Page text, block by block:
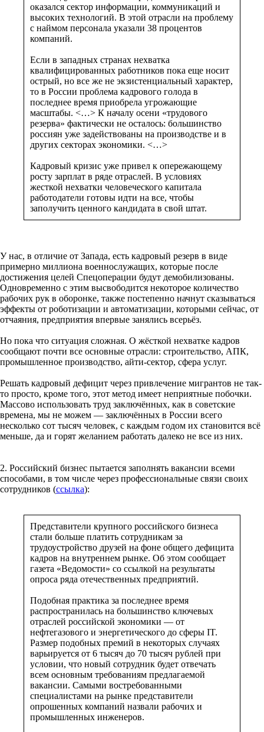
оказался сектор информации, коммуникаций и
высоких технологий. В этой отрасли на проблему
с наймом персонала указали 38 процентов
компаний.
Если в западных странах нехватка
квалифицированных работников пока еще носит
острый, но все же не экзистенциальный характер,
то в России проблема кадрового голода в
последнее время приобрела угрожающие
масштабы. <…> К началу осени «трудового
резерва» фактически не осталось: большинство
россиян уже задействованы на производстве и в
других секторах экономики. <…>
Кадровый кризис уже привел к опережающему
росту зарплат в ряде отраслей. В условиях
жесткой нехватки человеческого капитала
работодатели готовы идти на все, чтобы
заполучить ценного кандидата в свой штат.
У нас, в отличие от Запада, есть кадровый резерв в виде
примерно миллиона военнослужащих, которые после
достижения целей Спецоперации будут демобилизованы.
Одновременно с этим высвободится некоторое количество
рабочих рук в оборонке, также постепенно начнут сказываться
эффекты от роботизации и автоматизации, которыми сейчас, от
отчаяния, предприятия впервые занялись всерьёз.
Но пока что ситуация сложная. О жёсткой нехватке кадров
сообщают почти все основные отрасли: строительство, АПК,
промышленное производство, айти-сектор, сфера услуг.
Решать кадровый дефицит через привлечение мигрантов не так-
то просто, кроме того, этот метод имеет неприятные побочки.
Массово использовать труд заключённых, как в советские
времена, мы не можем — заключённых в России всего
несколько сот тысяч человек, с каждым годом их становится всё
меньше, да и горят желанием работать далеко не все из них.
2. Российский бизнес пытается заполнять вакансии всеми
способами, в том числе через профессиональные связи своих
сотрудников (ссылка):
Представители крупного российского бизнеса
стали больше платить сотрудникам за
трудоустройство друзей на фоне общего дефицита
кадров на внутреннем рынке. Об этом сообщает
газета «Ведомости» со ссылкой на результаты
опроса ряда отечественных предприятий.
Подобная практика за последнее время
распространилась на большинство ключевых
отраслей российской экономики — от
нефтегазового и энергетического до сферы IT.
Размер подобных премий в некоторых случаях
варьируется от 6 тысяч до 70 тысяч рублей при
условии, что новый сотрудник будет отвечать
всем основным требованиям предлагаемой
вакансии. Самыми востребованными
специалистами на рынке представители
опрошенных компаний назвали рабочих и
промышленных инженеров.